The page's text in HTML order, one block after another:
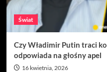
Świat
Czy Władimir Putin traci
odpowiada na głośny apel
16 kwietnia, 2026